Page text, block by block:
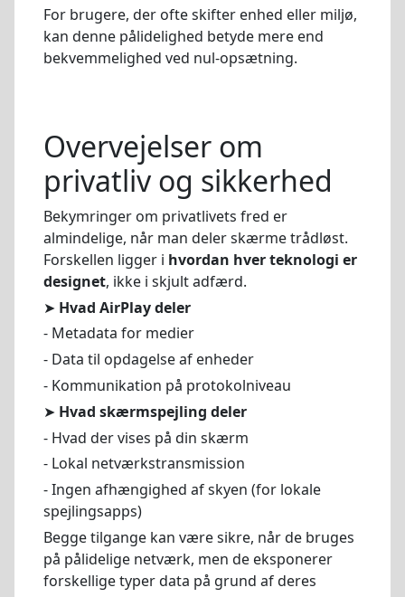
For brugere, der ofte skifter enhed eller miljø,
kan denne pålidelighed betyde mere end
bekvemmelighed ved nul-opsætning.
Overvejelser om
privatliv og sikkerhed
Bekymringer om privatlivets fred er
almindelige, når man deler skærme trådløst.
Forskellen ligger i hvordan hver teknologi er
designet, ikke i skjult adfærd.
➤ Hvad AirPlay deler
- Metadata for medier
- Data til opdagelse af enheder
- Kommunikation på protokolniveau
➤ Hvad skærmspejling deler
- Hvad der vises på din skærm
- Lokal netværkstransmission
- Ingen afhængighed af skyen (for lokale
spejlingsapps)
Begge tilgange kan være sikre, når de bruges
på pålidelige netværk, men de eksponerer
forskellige typer data på grund af deres